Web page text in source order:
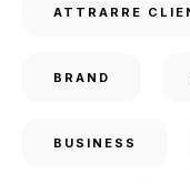
ATTRARRE
BRAND
BUSINESS